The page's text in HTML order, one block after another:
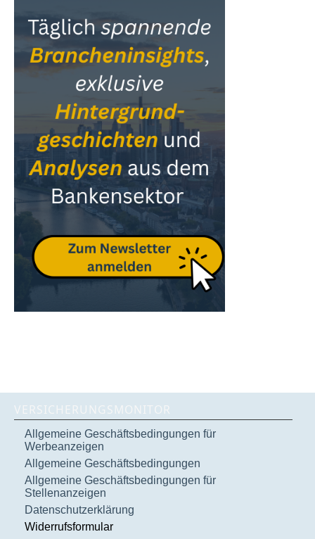
VERSICHERUNGSMONITOR
Allgemeine Geschäftsbedingungen für
Werbeanzeigen
Allgemeine Geschäftsbedingungen
Allgemeine Geschäftsbedingungen für
Stellenanzeigen
Datenschutzerklärung
Widerrufsformular